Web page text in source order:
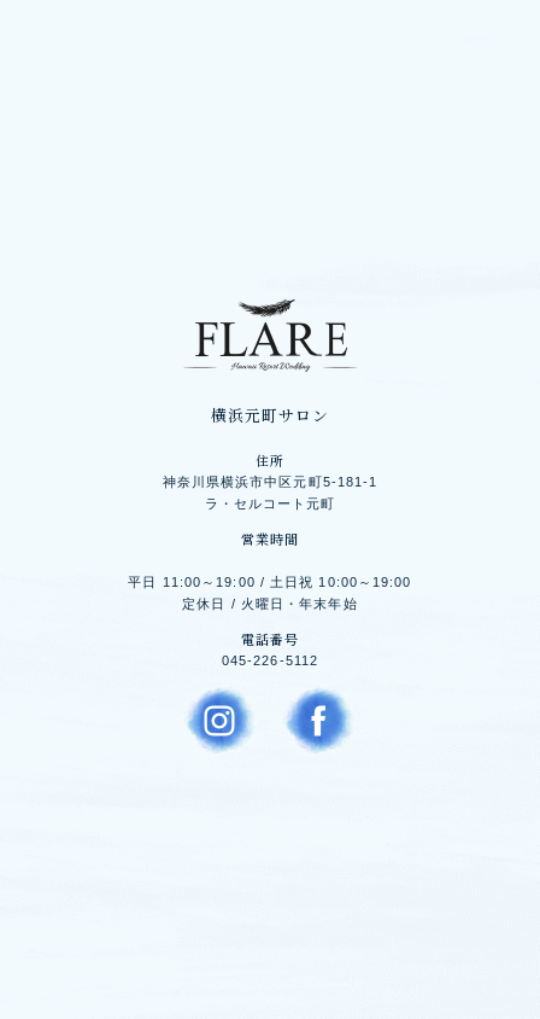
横浜元町サロン
住所
神奈川県横浜市中区元町5-181-1
ラ・セルコート元町
営業時間
平日 11:00～19:00 / 土日祝 10:00～19:00
定休日 / 火曜日・年末年始
電話番号
045-226-5112